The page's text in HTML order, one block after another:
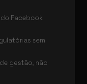
Facebook
sem
gestão, não